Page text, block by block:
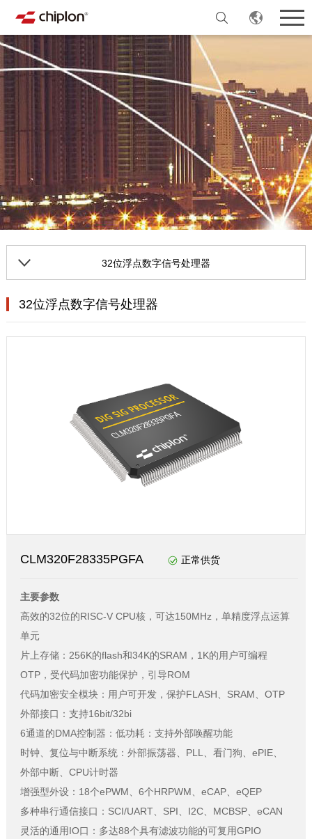
32位浮点数字信号处理器
32位浮点数字信号处理器
CLM320F28335PGFA 正常供货
主要参数
高效的32位的RISC-V CPU核，可达150MHz，单精度浮点运算
单元
片上存储：256K的flash和34K的SRAM，1K的用户可编程
OTP，受代码加密功能保护，引导ROM
代码加密安全模块：用户可开发，保护FLASH、SRAM、OTP
外部接口：支持16bit/32bi
6通道的DMA控制器：低功耗：支持外部唤醒功能
时钟、复位与中断系统：外部振荡器、PLL、看门狗、ePIE、
外部中断、CPU计时器
增强型外设：18个ePWM、6个HRPWM、eCAP、eQEP
多种串行通信接口：SCI/UART、SPI、I2C、MCBSP、eCAN
灵活的通用IO口：多达88个具有滤波功能的可复用GPIO